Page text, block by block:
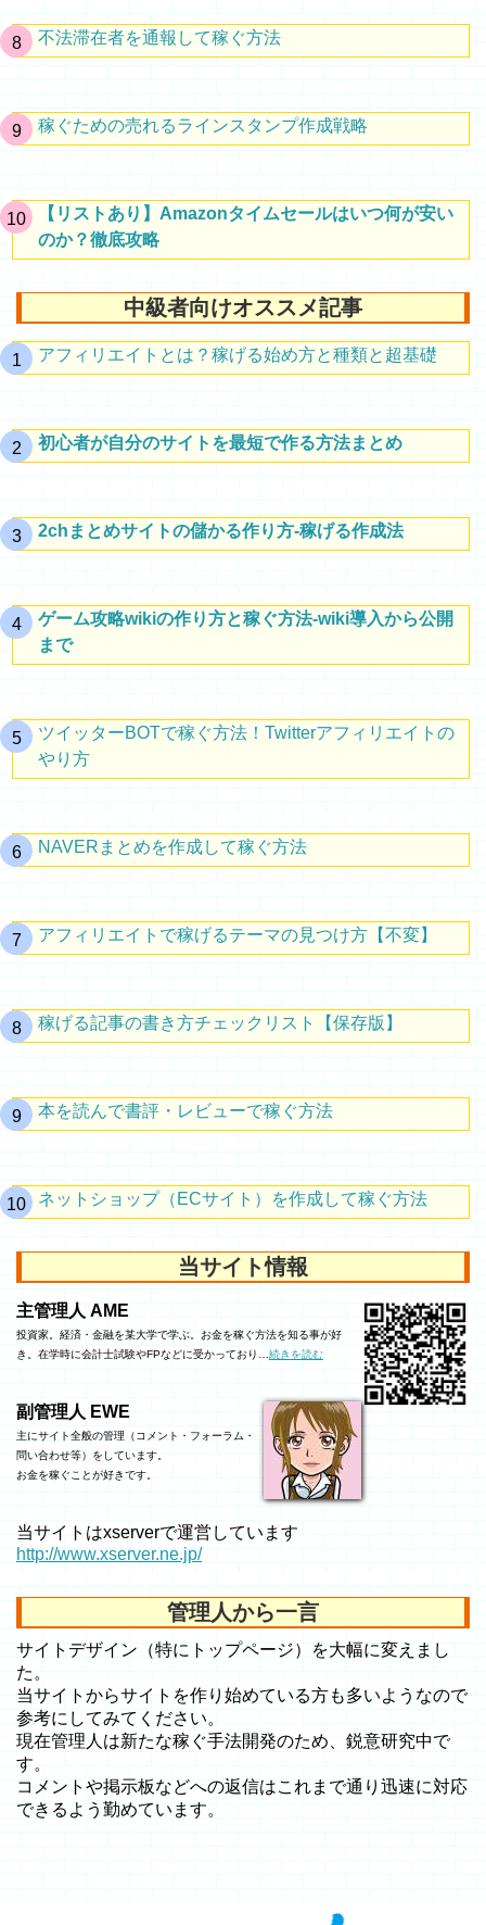
不法滞在者を通報して稼ぐ方法
稼ぐための売れるラインスタンプ作成戦略
【リストあり】Amazonタイムセールはいつ何が安い
のか？徹底攻略
中級者向けオススメ記事
アフィリエイトとは？稼げる始め方と種類と超基礎
初心者が自分のサイトを最短で作る方法まとめ
2chまとめサイトの儲かる作り方-稼げる作成法
ゲーム攻略wikiの作り方と稼ぐ方法-wiki導入から公開
まで
ツイッターBOTで稼ぐ方法！Twitterアフィリエイトの
やり方
NAVERまとめを作成して稼ぐ方法
アフィリエイトで稼げるテーマの見つけ方【不変】
稼げる記事の書き方チェックリスト【保存版】
本を読んで書評・レビューで稼ぐ方法
ネットショップ（ECサイト）を作成して稼ぐ方法
当サイト情報
主管理人 AME
投資家。経済・金融を某大学で学ぶ。お金を稼ぐ方法を知る事が好
き。在学時に会計士試験やFPなどに受かっており…続きを読む
副管理人 EWE
主にサイト全般の管理（コメント・フォーラム・
問い合わせ等）をしています。
お金を稼ぐことが好きです。
当サイトはxserverで運営しています
http://www.xserver.ne.jp/
管理人から一言
サイトデザイン（特にトップページ）を大幅に変えまし
た。
当サイトからサイトを作り始めている方も多いようなので
参考にしてみてください。
現在管理人は新たな稼ぐ手法開発のため、鋭意研究中で
す。
コメントや掲示板などへの返信はこれまで通り迅速に対応
できるよう勤めています。